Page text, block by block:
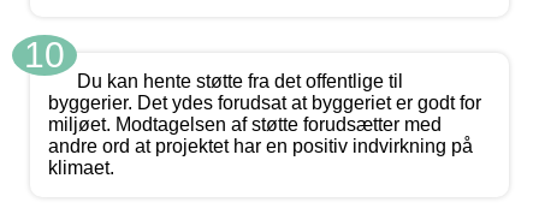
10
Du kan hente støtte fra det offentlige til
byggerier. Det ydes forudsat at byggeriet er godt for
miljøet. Modtagelsen af støtte forudsætter med
andre ord at projektet har en positiv indvirkning på
klimaet.